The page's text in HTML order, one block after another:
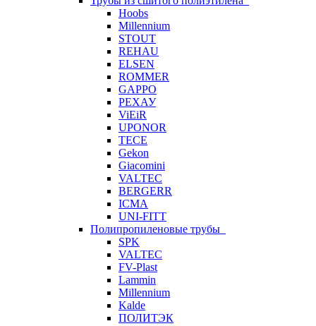
Hoobs
Millennium
STOUT
REHAU
ELSEN
ROMMER
GAPPO
РЕХАУ
ViEiR
UPONOR
TECE
Gekon
Giacomini
VALTEC
BERGERR
ICMA
UNI-FITT
Полипропиленовые трубы
SPK
VALTEC
FV-Plast
Lammin
Millennium
Kalde
ПОЛИТЭК